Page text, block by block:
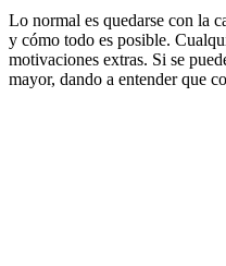
Lo normal es quedarse con la
y cómo todo es posible.
motivaciones extras. Si se
mayor, dando a entender que